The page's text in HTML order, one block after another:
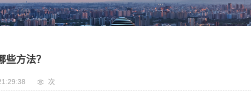
些方法？
次